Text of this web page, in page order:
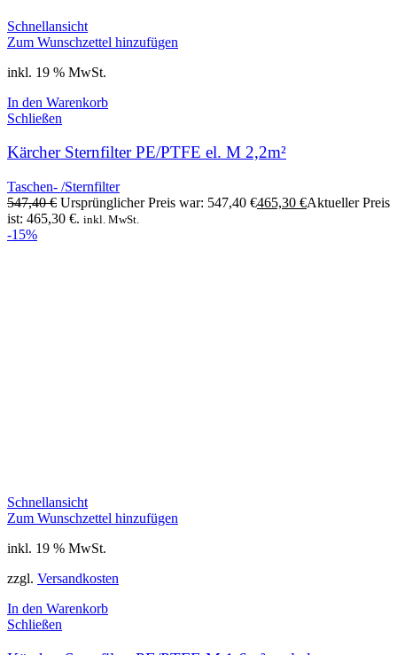
Schnellansicht
Zum Wunschzettel hinzufügen
inkl. 19 % MwSt.
In den Warenkorb
Schließen
Kärcher Sternfilter PE/PTFE el. M 2,2m²
Taschen- /Sternfilter
547,40€ Ursprünglicher Preis war: 547,40 €465,30 €Aktueller Preis
ist: 465,30 €. inkl. MwSt.
-15%
Schnellansicht
Zum Wunschzettel hinzufügen
inkl. 19 % MwSt.
zzgl. Versandkosten
In den Warenkorb
Schließen